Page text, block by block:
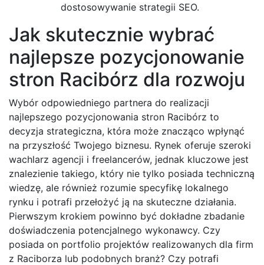
dostosowywanie strategii SEO.
Jak skutecznie wybrać
najlepsze pozycjonowanie
stron Racibórz dla rozwoju
Wybór odpowiedniego partnera do realizacji
najlepszego pozycjonowania stron Racibórz to
decyzja strategiczna, która może znacząco wpłynąć
na przyszłość Twojego biznesu. Rynek oferuje szeroki
wachlarz agencji i freelancerów, jednak kluczowe jest
znalezienie takiego, który nie tylko posiada techniczną
wiedzę, ale również rozumie specyfikę lokalnego
rynku i potrafi przełożyć ją na skuteczne działania.
Pierwszym krokiem powinno być dokładne zbadanie
doświadczenia potencjalnego wykonawcy. Czy
posiada on portfolio projektów realizowanych dla firm
z Raciborza lub podobnych branż? Czy potrafi